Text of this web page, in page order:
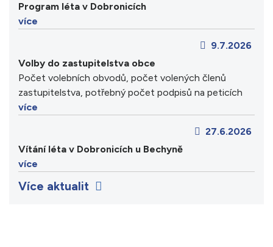
Program léta v Dobronicích
více
9.7.2026
Volby do zastupitelstva obce
Počet volebních obvodů, počet volených členů
zastupitelstva, potřebný počet podpisů na peticích
více
27.6.2026
Vítání léta v Dobronicích u Bechyně
více
Více aktualit